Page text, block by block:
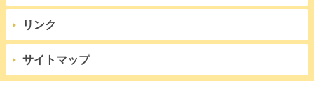
リンク
サイトマップ